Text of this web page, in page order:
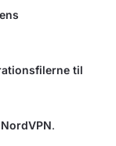
til
NordVPN.